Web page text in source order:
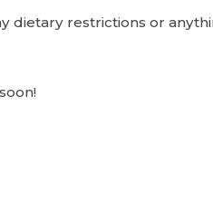
dietary restrictions or